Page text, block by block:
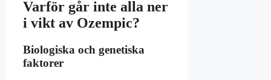
Varför går inte alla ner
i vikt av Ozempic?
Biologiska och genetiska
faktorer